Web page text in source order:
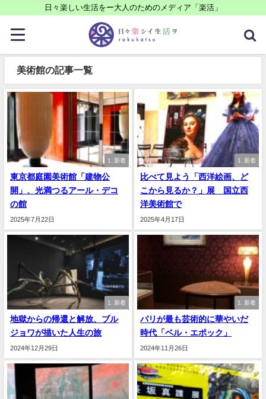
日々楽しい生活をー大人のためのメディア「楽活」
美術館の記事一覧
1. 新着
東京都庭園美術館「建物公
開」、光満つるアール・デコ
の館
2025年7月22日
1. 新着
比べて見よう「西洋絵画、ど
こから見るか？」展 国立西
洋美術館で
2025年4月17日
1. 新着
地獄からの帰還と解放、ブル
ジョワが描いた人生の旅
2024年12月29日
1. 新着
パリが最も芸術的に華やいだ
時代「ベル・エポック」
2024年11月26日